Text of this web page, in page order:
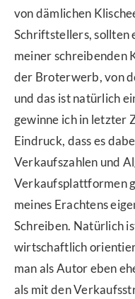
von dämlichen
Schriftstellers, sollten
meiner schreibenden
der Broterwerb, von
und das ist natürlich
gewinne ich in letzter
Eindruck, dass es
Verkaufszahlen und
Verkaufsplattformen
meines Erachtens
Schreiben. Natürlich
wirtschaftlich
man als Autor eben
als mit den